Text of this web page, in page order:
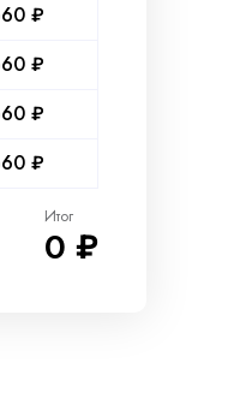
₽
₽
₽
₽
Итог
0 ₽